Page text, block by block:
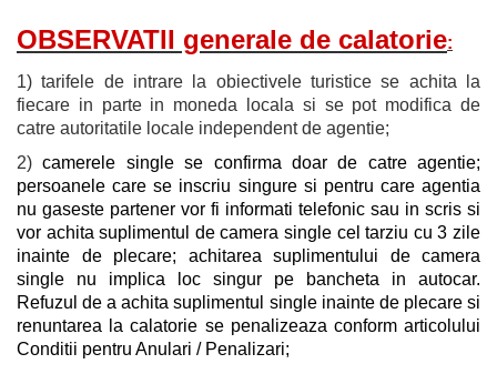
OBSERVATII generale de calatorie:
1) tarifele de intrare la obiectivele turistice se achita la
fiecare in parte in moneda locala si se pot modifica de
catre autoritatile locale independent de agentie;
2)camerele single se confirma doar de catre agentie;
persoanele care se inscriu singure si pentru care agentia
nu gaseste partener vor fi informati telefonic sau in scris si
vor achita suplimentul de camera single cel tarziu cu 3 zile
inainte de plecare; achitarea suplimentului de camera
single nu implica loc singur pe bancheta in autocar.
Refuzul de a achita suplimentul single inainte de plecare si
renuntarea la calatorie se penalizeaza conform articolului
Conditii pentru Anulari / Penalizari;